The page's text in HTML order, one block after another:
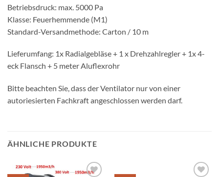
Betriebsdruck: max. 5000 Pa
Klasse: Feuerhemmende (M1)
Standard-Versandmethode: Carton / 10 m
Lieferumfang: 1x Radialgebläse + 1 x Drehzahlregler + 1x 4-
eck Flansch + 5 meter Aluflexrohr
Bitte beachten Sie, dass der Ventilator nur von einer
autoriesierten Fachkraft angeschlossen werden darf.
ÄHNLICHE PRODUKTE